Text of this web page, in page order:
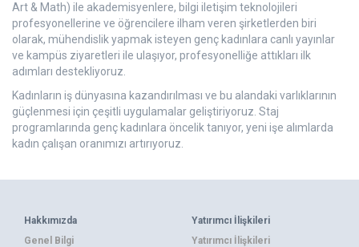
Art & Math) ile akademisyenlere, bilgi iletişim teknolojileri
profesyonellerine ve öğrencilere ilham veren şirketlerden biri
olarak, mühendislik yapmak isteyen genç kadınlara canlı yayınlar
ve kampüs ziyaretleri ile ulaşıyor, profesyonelliğe attıkları ilk
adımları destekliyoruz.
Kadınların iş dünyasına kazandırılması ve bu alandaki varlıklarının
güçlenmesi için çeşitli uygulamalar geliştiriyoruz. Staj
programlarında genç kadınlara öncelik tanıyor, yeni işe alımlarda
kadın çalışan oranımızı artırıyoruz.
Hakkımızda
Genel Bilgi
Yatırımcı İlişkileri
Yatırımcı İlişkileri